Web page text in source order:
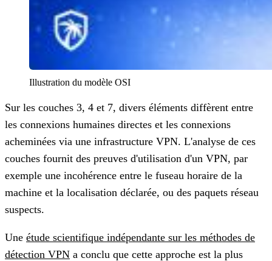
Illustration du modèle OSI
Sur les couches 3, 4 et 7, divers éléments diffèrent entre
les connexions humaines directes et les connexions
acheminées via une infrastructure VPN. L'analyse de ces
couches fournit des preuves d'utilisation d'un VPN, par
exemple une incohérence entre le fuseau horaire de la
machine et la localisation déclarée, ou des paquets réseau
suspects.
Une étude scientifique indépendante sur les méthodes de
détection VPN a conclu que cette approche est la plus